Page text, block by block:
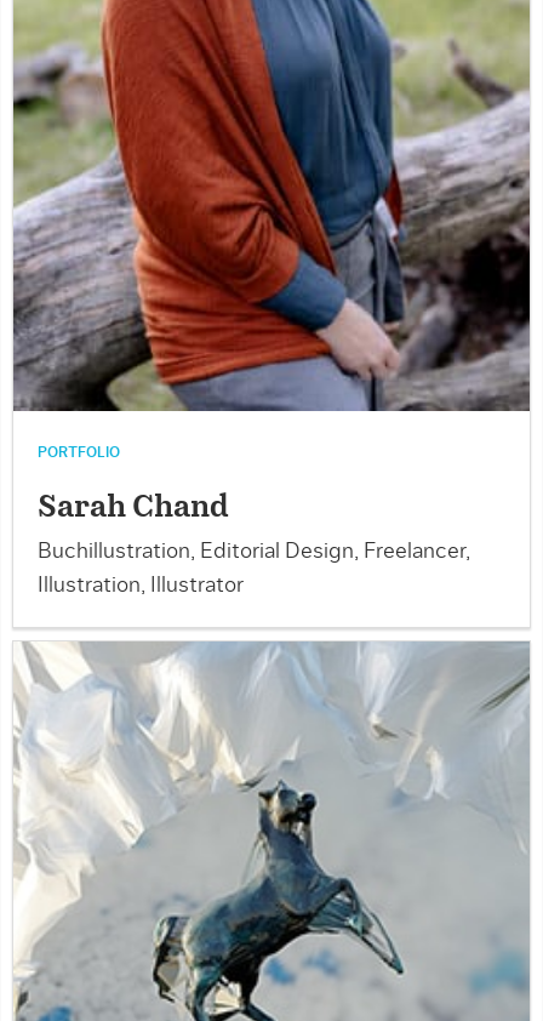
PORTFOLIO
Sarah Chand
Buchillustration, Editorial Design, Freelancer,
Illustration, Illustrator